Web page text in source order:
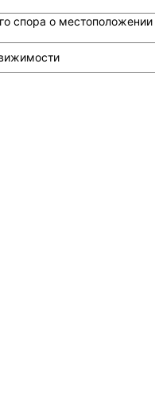
спора о местоположении